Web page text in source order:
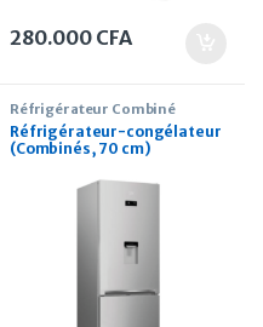
280.000 CFA
Réfrigérateur Combiné
Réfrigérateur-congélateur
(Combinés, 70 cm)